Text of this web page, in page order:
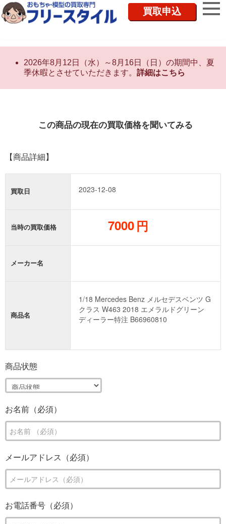
買取申込
2026年8月12日（水）～8月16日（日）の期間中、夏
季休暇とさせていただきます。 詳細はこちら
この商品の現在の買取価格を聞いてみる
【商品詳細】
買取日
当時の買取価格 円
メーカー名
商品名
商品状態
お名前（必須）
メールアドレス（必須）
お電話番号（必須）